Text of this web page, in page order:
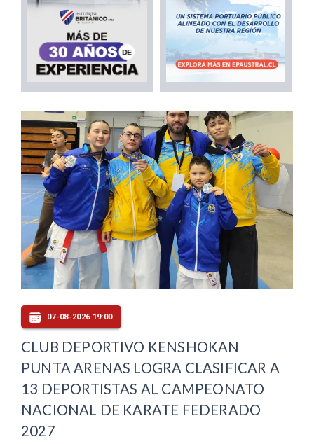
07-08-2026 19:00
CLUB DEPORTIVO KENSHOKAN
PUNTA ARENAS LOGRA CLASIFICAR A
13 DEPORTISTAS AL CAMPEONATO
NACIONAL DE KARATE FEDERADO
2027